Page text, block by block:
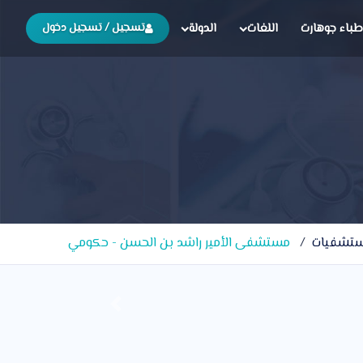
جوهارت اللغات الدولة تسجيل / تسجيل دخول
مستشفى الأمير راشد بن الحسن - حكومي